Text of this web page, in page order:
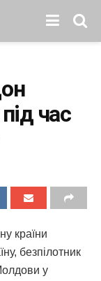
час
країни
безпілотник
у